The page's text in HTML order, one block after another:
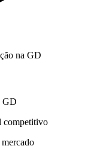
na GD
GD
competitivo